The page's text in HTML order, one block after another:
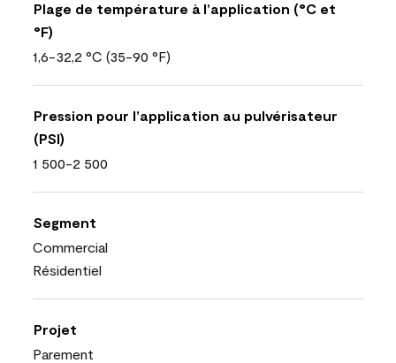
Plage de température à l’application (°C et
°F)
1,6-32,2 °C (35-90 °F)
Pression pour l’application au pulvérisateur
(PSI)
1 500-2 500
Segment
Commercial
Résidentiel
Projet
Parement